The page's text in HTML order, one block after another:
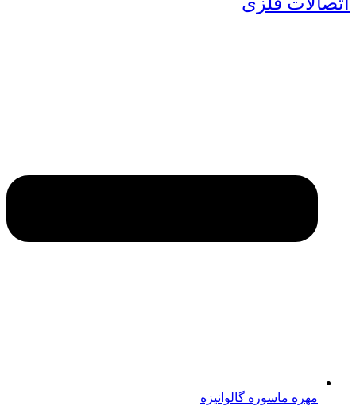
مهره ماسوره گالوانیزه